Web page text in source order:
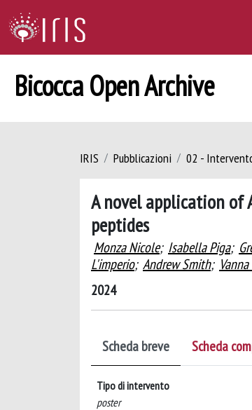
Bicocca Open Archive
IRIS Pubblicazioni 02 -
A novel application of
peptides
Monza Nicole; Isabella Piga;
L'imperio; Andrew Smith;
2024
Scheda breve Scheda
Tipo di intervento
poster